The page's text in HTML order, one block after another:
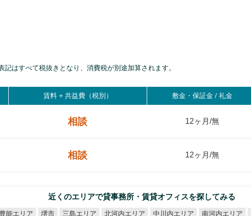
記はすべて税抜きとなり、消費税が別途加算されます。
賃料 +共益費（税別） 敷金・保証金 / 礼金
相談 12ヶ月/無
相談 12ヶ月/無
近くのエリアで貸事務所・賃貸オフィスを探してみる
豊能エリア 堺市 三島エリア 北河内エリア 中川内エリア 南河内エリア